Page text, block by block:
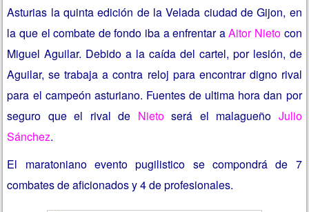
Asturias la quinta edición de la Velada ciudad de Gijon, en
la que el combate de fondo iba a enfrentar aAitor Nietocon
Miguel Aguilar. Debido a la caída del cartel, por lesión, de
Aguilar, se trabaja a contra reloj para encontrar digno rival
para el campeón asturiano. Fuentes de ultima hora dan por
seguro que el rival de Nietoserá el malagueño Julio
Sánchez.
El maratoniano evento pugilistico se compondrá de 7
combates de aficionados y 4 de profesionales.